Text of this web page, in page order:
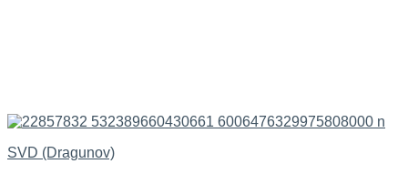
SVD (Dragunov)